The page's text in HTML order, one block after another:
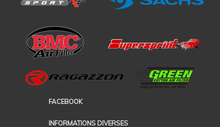
FACEBOOK
INFORMATIONS DIVERSES